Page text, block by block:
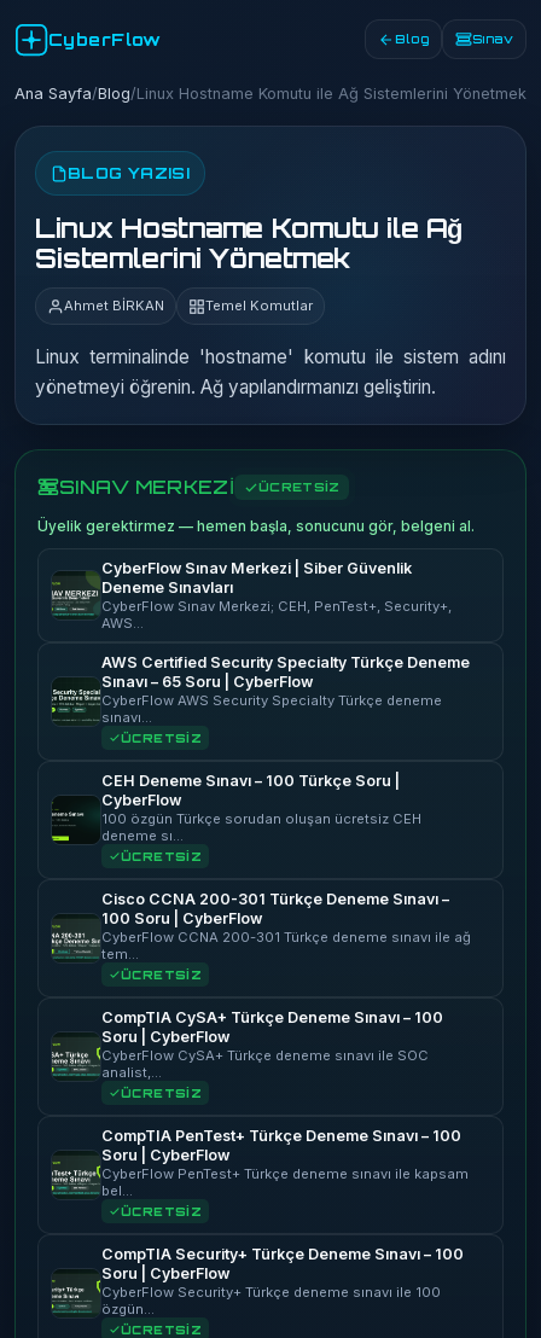
CyberFlow Blog Sınav
Ana Sayfa/Blog/Linux Hostname Komutu ile Ağ Sistemlerini Yönetmek
BLOG YAZISI
Linux Hostname Komutu ile Ağ
Sistemlerini Yönetmek
Ahmet BİRKAN Temel Komutlar
Linux terminalinde 'hostname' komutu ile sistem adını
yönetmeyi öğrenin. Ağ yapılandırmanızı geliştirin.
SINAV MERKEZİ ÜCRETSİZ
Üyelik gerektirmez — hemen başla, sonucunu gör, belgeni al.
CyberFlow Sınav Merkezi | Siber Güvenlik
Deneme Sınavları
CyberFlow Sınav Merkezi; CEH, PenTest+, Security+,
AWS…
AWS Certified Security Specialty Türkçe Deneme
Sınavı – 65 Soru | CyberFlow
CyberFlow AWS Security Specialty Türkçe deneme
sınavı…
ÜCRETSİZ
CEH Deneme Sınavı – 100 Türkçe Soru |
CyberFlow
100 özgün Türkçe sorudan oluşan ücretsiz CEH
deneme sı…
ÜCRETSİZ
Cisco CCNA 200-301 Türkçe Deneme Sınavı –
100 Soru | CyberFlow
CyberFlow CCNA 200-301 Türkçe deneme sınavı ile ağ
tem…
ÜCRETSİZ
CompTIA CySA+ Türkçe Deneme Sınavı – 100
Soru | CyberFlow
CyberFlow CySA+ Türkçe deneme sınavı ile SOC
analist,…
ÜCRETSİZ
CompTIA PenTest+ Türkçe Deneme Sınavı – 100
Soru | CyberFlow
CyberFlow PenTest+ Türkçe deneme sınavı ile kapsam
bel…
ÜCRETSİZ
CompTIA Security+ Türkçe Deneme Sınavı – 100
Soru | CyberFlow
CyberFlow Security+ Türkçe deneme sınavı ile 100
özgün…
ÜCRETSİZ